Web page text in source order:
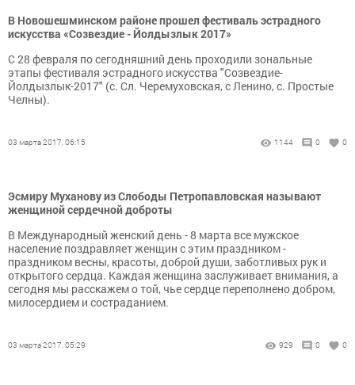
В Новошешминском районе прошел фестиваль эстрадного
искусства «Созвездие - Йолдызлык 2017»
С 28 февраля по сегодняшний день проходили зональные
этапы фестиваля эстрадного искусства "Созвездие-
Йолдызлык-2017" (с. Сл. Черемуховская, с Ленино, с. Простые
Челны).
03 марта 2017, 06:15 1144 0 0
Эсмиру Муханову из Слободы Петропавловская называют
женщиной сердечной доброты
В Международный женский день - 8 марта все мужское
население поздравляет женщин с этим праздником -
праздником весны, красоты, доброй души, заботливых рук и
открытого сердца. Каждая женщина заслуживает внимания, а
сегодня мы расскажем о той, чье сердце переполнено добром,
милосердием и состраданием.
03 марта 2017, 05:29 929 0 0